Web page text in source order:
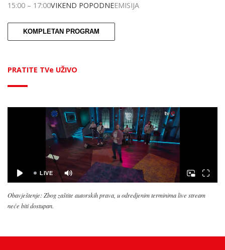
15:00 – 17:00VIKEND POPODNEEMISIJA
KOMPLETAN PROGRAM
PRATITE TVe UŽIVO
Obavještenje: Zbog zaštite autorskih prava, u odredjenim terminima live stream
neće biti dostupan.